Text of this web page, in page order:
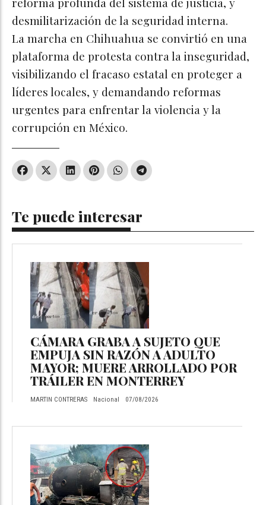
desmilitarización de la seguridad interna.​
La marcha en Chihuahua se convirtió en una
plataforma de protesta contra la inseguridad,
visibilizando el fracaso estatal en proteger a
líderes locales, y demandando reformas
urgentes para enfrentar la violencia y la
corrupción en México.​
Te puede interesar
CÁMARA GRABA A SUJETO QUE
EMPUJA SIN RAZÓN A ADULTO
MAYOR; MUERE ARROLLADO POR
TRÁILER EN MONTERREY
MARTIN CONTRERAS Nacional 07/08/2026